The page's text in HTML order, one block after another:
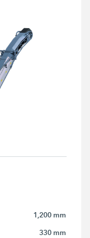
1,200 mm
330 mm